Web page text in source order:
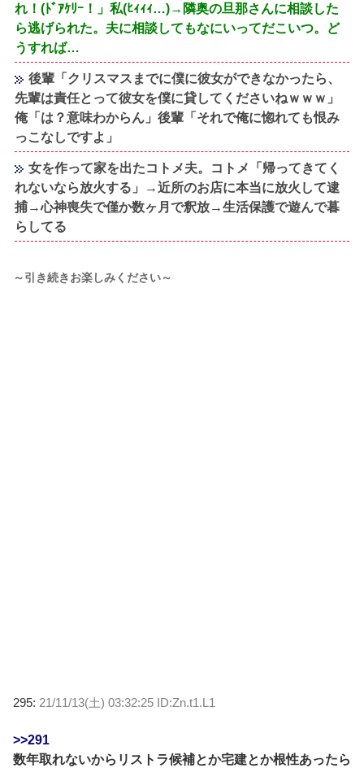
れ！(ﾄﾞｱｹﾘｰ！」私(ﾋｨｨｨ…)→隣奥の旦那さんに相談した
ら逃げられた。夫に相談してもなにいってだこいつ。ど
うすれば…
後輩「クリスマスまでに僕に彼女ができなかったら、
先輩は責任とって彼女を僕に貸してくださいねｗｗｗ」
俺「は？意味わからん」後輩「それで俺に惚れても恨み
っこなしですよ」
女を作って家を出たコトメ夫。コトメ「帰ってきてく
れないなら放火する」→近所のお店に本当に放火して逮
捕→心神喪失で僅か数ヶ月で釈放→生活保護で遊んで暮
らしてる
～引き続きお楽しみください～
295: 21/11/13(土) 03:32:25 ID:Zn.t1.L1
>>291
数年取れないからリストラ候補とか宅建とか根性あったら